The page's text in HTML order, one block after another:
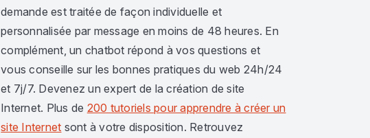
demande est traitée de façon individuelle et
personnalisée par message en moins de 48 heures. En
complément, un chatbot répond à vos questions et
vous conseille sur les bonnes pratiques du web 24h/24
et 7j/7. Devenez un expert de la création de site
Internet. Plus de 200 tutoriels pour apprendre à créer un
site Internet sont à votre disposition. Retrouvez